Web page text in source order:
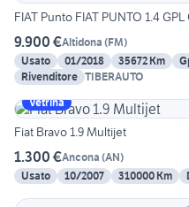
FIAT Punto FIAT PUNTO 1.4
9.900 €Altidona (FM)
Usato
01/2018 35672 Km
Rivenditore TIBERAUTO
Vetrina
Fiat Bravo 1.9 Multijet
1.300 €Ancona (AN)
Usato
10/2007 310000 Km